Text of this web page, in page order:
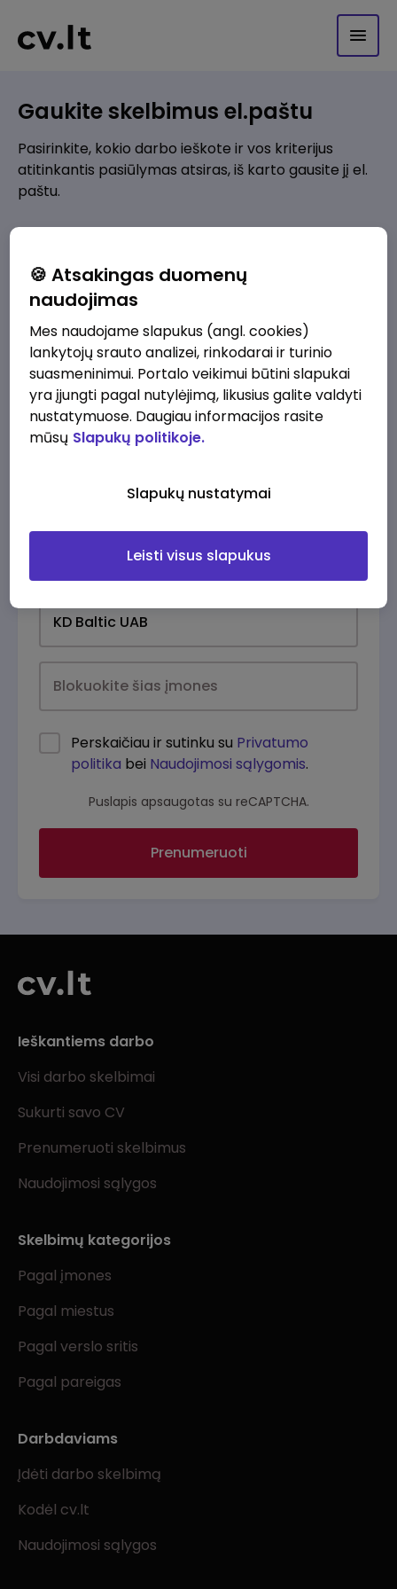
Gaukite skelbimus el.paštu
Pasirinkite, kokio darbo ieškote ir vos kriterijus
atitinkantis pasiūlymas atsiras, iš karto gausite jį el.
paštu.
Pridėti naują
Kokios srities darbo pasiūlymai jus domina?
Pridėti naują
Perskaičiau ir sutinku su Privatumo
politika bei Naudojimosi sąlygomis.
Puslapis apsaugotas su reCAPTCHA.
Prenumeruoti
Ieškantiems darbo
Visi darbo skelbimai
Sukurti savo CV
Prenumeruoti skelbimus
Naudojimosi sąlygos
Skelbimų kategorijos
Pagal įmones
Pagal miestus
Pagal verslo sritis
Pagal pareigas
Darbdaviams
Įdėti darbo skelbimą
Kodėl cv.lt
Naudojimosi sąlygos
🍪 Atsakingas duomenų
naudojimas
Mes naudojame slapukus (angl. cookies)
lankytojų srauto analizei, rinkodarai ir turinio
suasmeninimui. Portalo veikimui būtini slapukai
yra įjungti pagal nutylėjimą, likusius galite valdyti
nustatymuose. Daugiau informacijos rasite
mūsų Slapukų politikoje.
Slapukų nustatymai
Leisti visus slapukus